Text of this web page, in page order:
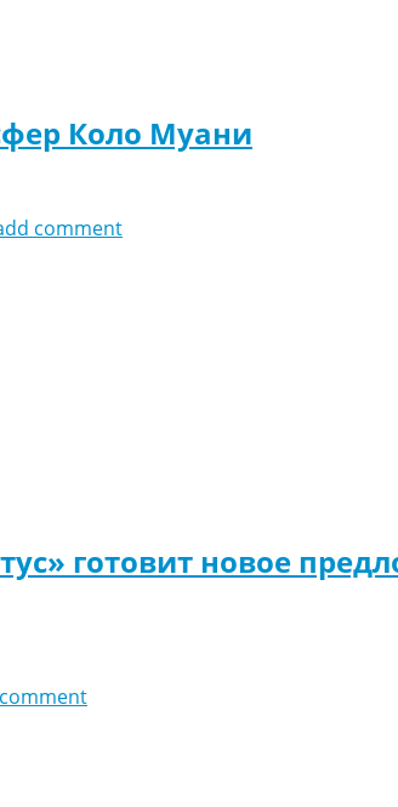
Коло Муани
comment
готовит новое